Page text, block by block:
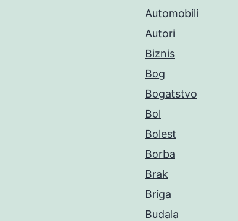
Automobili
Autori
Biznis
Bog
Bogatstvo
Bol
Bolest
Borba
Brak
Briga
Budala